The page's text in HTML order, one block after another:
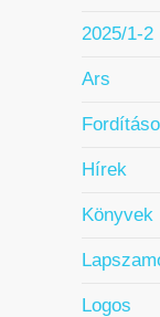
2025/1-2
Ars
Hírek
Könyvek
Logos